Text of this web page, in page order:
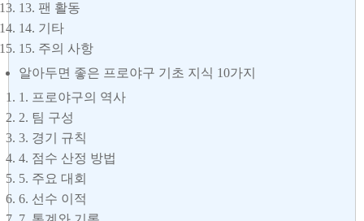
13. 팬 활동
14. 기타
15. 주의 사항
알아두면 좋은 프로야구 기초 지식 10가지
1. 프로야구의 역사
2. 팀 구성
3. 경기 규칙
4. 점수 산정 방법
5. 주요 대회
6. 선수 이적